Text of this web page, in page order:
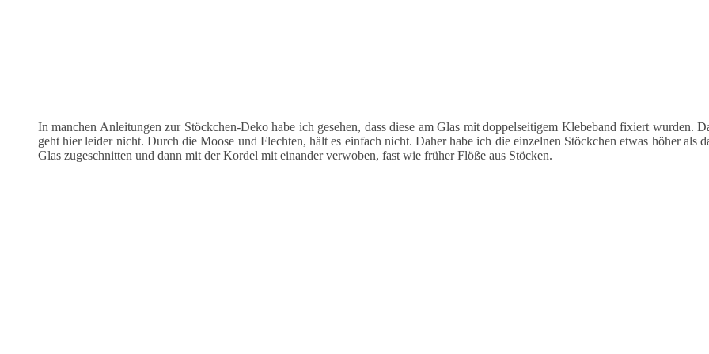
In manchen Anleitungen zur Stöckchen-Deko habe ich gesehen, dass diese am Glas mit doppelseitigem Klebeband fixiert wurden.
geht hier leider nicht. Durch die Moose und Flechten, hält es einfach nicht. Daher habe ich die einzelnen Stöckchen etwas höher als
Glas zugeschnitten und dann mit der Kordel mit einander verwoben, fast wie früher Flöße aus Stöcken.